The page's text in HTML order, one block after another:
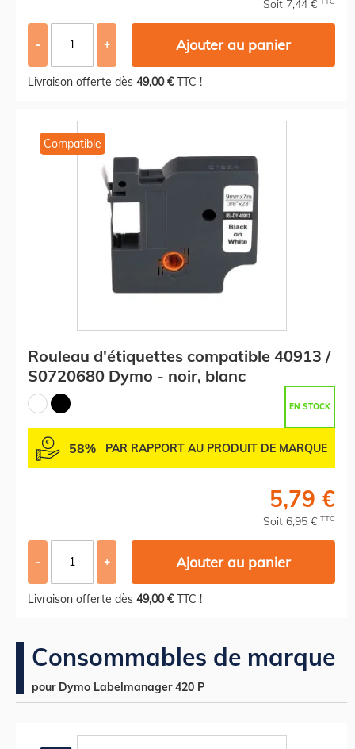
Soit 7,44 €
- + Ajouter au panier
Livraison offerte dès 49,00 €TTC !
Compatible
Rouleau d'étiquettes compatible 40913 /
S0720680 Dymo - noir, blanc
EN STOCK
58% PAR RAPPORT AU PRODUIT DE MARQUE
5,79 €
Soit 6,95 € TTC
- + Ajouter au panier
Livraison offerte dès 49,00 €TTC !
Consommables de marque
pour Dymo Labelmanager 420 P